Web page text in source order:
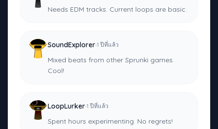
Needs EDM tracks. Current loops are basic.
SoundExplorer·1 ปีที่แล้ว
Mixed beats from other Sprunki games.
Cool!
LoopLurker·1 ปีที่แล้ว
Spent hours experimenting. No regrets!